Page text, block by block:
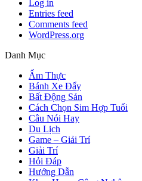
Log in
Entries feed
Comments feed
WordPress.org
Danh Mục
Ẩm Thực
Bánh Xe Đẩy
Bất Động Sản
Cách Chọn Sim Hợp Tuổi
Câu Nói Hay
Du Lịch
Game – Giải Trí
Giải Trí
Hỏi Đáp
Hướng Dẫn